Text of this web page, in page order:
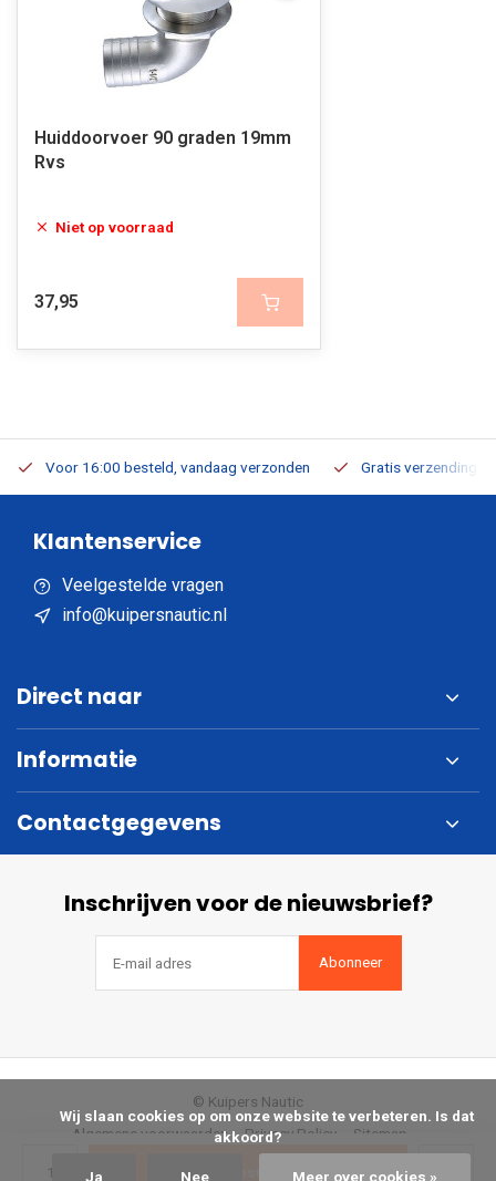
Bestellen
Huiddoorvoer 90 graden 19mm
Rvs
Niet op voorraad
37,95
Voor 16:00 besteld, vandaag verzonden Gratis verzending
Klantenservice
Veelgestelde vragen
info@kuipersnautic.nl
Direct naar
Informatie
Contactgegevens
Inschrijven voor de nieuwsbrief?
Abonneer
Algemene voorwaarden Privacy Policy Sitemap
© Kuipers Nautic
akkoord?
Ja Nee Meer over cookies »